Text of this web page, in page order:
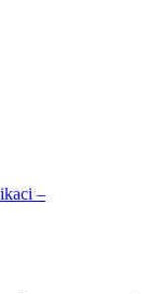
–